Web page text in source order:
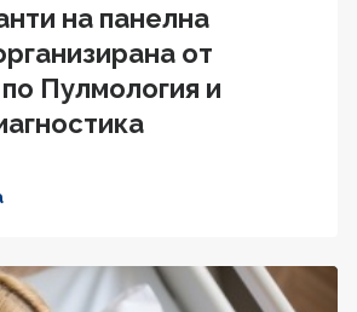
на панелна
от
Пулмология и